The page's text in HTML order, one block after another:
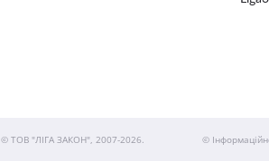
© ТОВ "ЛІГА ЗАКОН", 2007-2026. ©